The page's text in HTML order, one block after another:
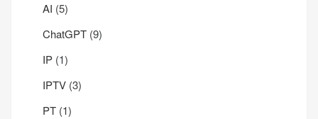
AI (5)
ChatGPT (9)
IP (1)
IPTV (3)
PT (1)